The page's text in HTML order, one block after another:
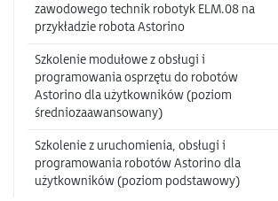
zawodowego technik robotyk ELM.08 na
przykładzie robota Astorino
Szkolenie modułowe z obsługi i
programowania osprzętu do robotów
Astorino dla użytkowników (poziom
średniozaawansowany)
Szkolenie z uruchomienia, obsługi i
programowania robotów Astorino dla
użytkowników (poziom podstawowy)